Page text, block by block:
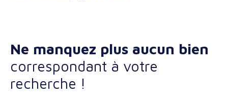
Ne manquez plus aucun bien
correspondant à votre
recherche !